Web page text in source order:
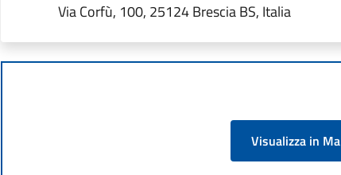
Via Corfù, 100, 25124 Brescia BS, Italia
Visualizza in